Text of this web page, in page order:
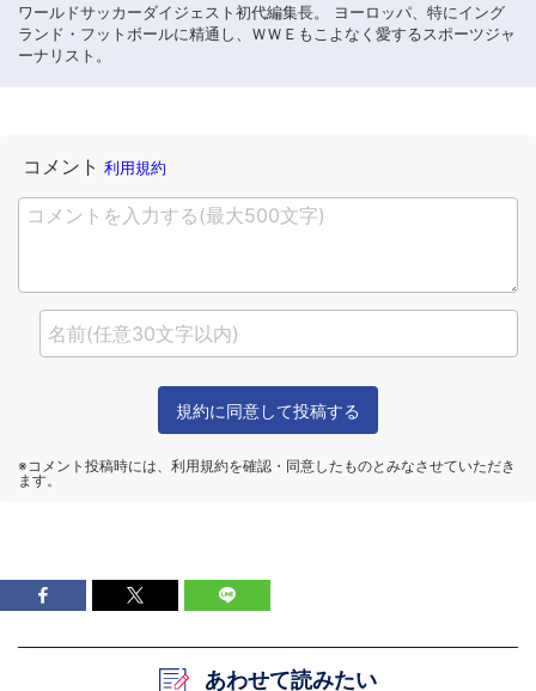
ワールドサッカーダイジェスト初代編集長。 ヨーロッパ、特にイング
ランド・フットボールに精通し、ＷＷＥもこよなく愛するスポーツジャ
ーナリスト。
あわせて読みたい